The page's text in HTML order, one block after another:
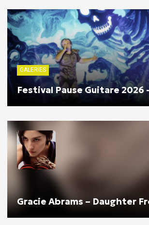
GALERIES
Festival Pause Guitare 2026
Gracie Abrams – Daughter